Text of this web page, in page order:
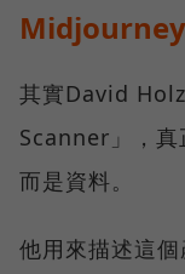
Midjourney
其實David
Scanner」，真
而是資料。
他用來描述這